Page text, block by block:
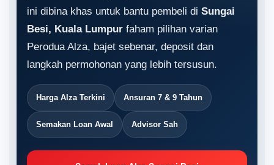
ini dibina khas untuk bantu pembeli di Sungai
Besi, Kuala Lumpur faham pilihan varian
Perodua Alza, bajet sebenar, deposit dan
langkah permohonan yang lebih tersusun.
Harga Alza Terkini Ansuran 7 & 9 Tahun
Semakan Loan Awal Advisor Sah